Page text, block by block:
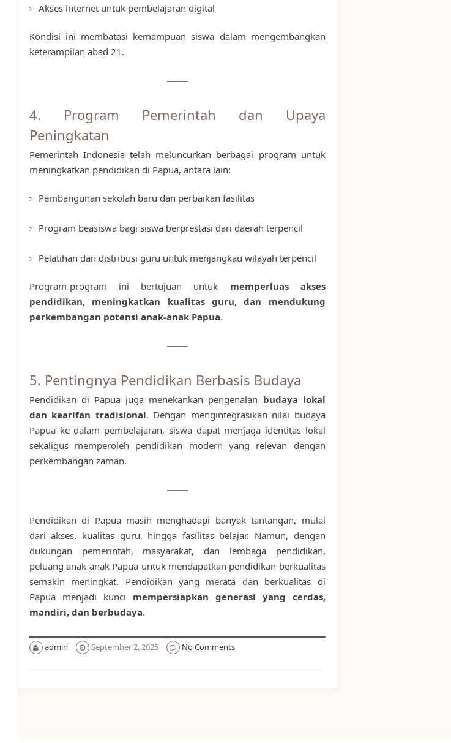
Akses internet untuk pembelajaran digital
Kondisi ini membatasi kemampuan siswa dalam mengembangkan
keterampilan abad 21.
4. Program Pemerintah dan Upaya
Peningkatan
Pemerintah Indonesia telah meluncurkan berbagai program untuk
meningkatkan pendidikan di Papua, antara lain:
Pembangunan sekolah baru dan perbaikan fasilitas
Program beasiswa bagi siswa berprestasi dari daerah terpencil
Pelatihan dan distribusi guru untuk menjangkau wilayah terpencil
Program-program ini bertujuan untuk memperluas akses
pendidikan, meningkatkan kualitas guru, dan mendukung
perkembangan potensi anak-anak Papua.
5. Pentingnya Pendidikan Berbasis Budaya
Pendidikan di Papua juga menekankan pengenalan budaya lokal
dan kearifan tradisional. Dengan mengintegrasikan nilai budaya
Papua ke dalam pembelajaran, siswa dapat menjaga identitas lokal
sekaligus memperoleh pendidikan modern yang relevan dengan
perkembangan zaman.
Pendidikan di Papua masih menghadapi banyak tantangan, mulai
dari akses, kualitas guru, hingga fasilitas belajar. Namun, dengan
dukungan pemerintah, masyarakat, dan lembaga pendidikan,
peluang anak-anak Papua untuk mendapatkan pendidikan berkualitas
semakin meningkat. Pendidikan yang merata dan berkualitas di
Papua menjadi kunci mempersiapkan generasi yang cerdas,
mandiri, dan berbudaya.
admin September 2, 2025 No Comments